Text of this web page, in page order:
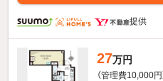
提供
27万円
（管理費10,000円